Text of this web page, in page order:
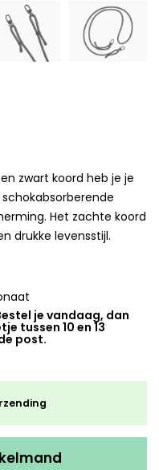
zwart koord heb je je
schokabsorberende
Het zachte koord
drukke levensstijl.
je vandaag, dan
tussen 10 en 13
post.